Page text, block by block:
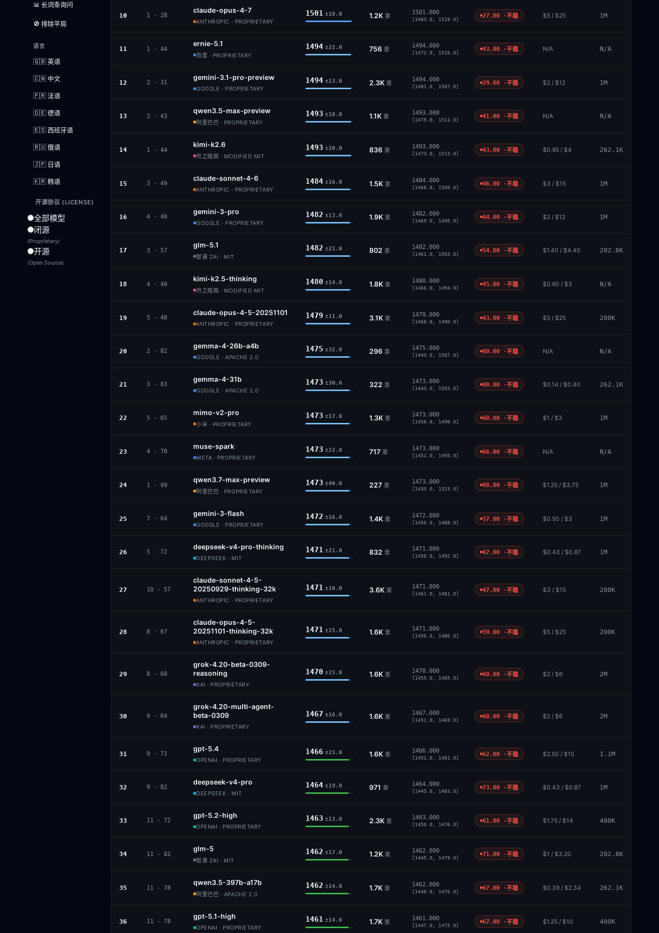
📊 长词条询问
🚫 排除平局
语言
🇬🇧 英语
🇨🇳 中文
🇫🇷 法语
🇩🇪 德语
🇪🇸 西班牙语
🇷🇺 俄语
🇯🇵 日语
🇰🇷 韩语
开源协议 (LICENSE)
全部模型
闭源
(Proprietary)
开源
(Open Source)
10 1 - 28
claude-opus-4-7
ANTHROPIC · PROPRIETARY
1501 ±18.0 1.2K 票
1501.000
[1483.0, 1519.0]
27.00 ·不稳 $5 / $25 1M
11 1 - 44
ernie-5.1
百度 · PROPRIETARY
1494 ±22.0 756 票
1494.000
[1472.0, 1516.0]
43.00 ·不稳 N/A N/A
12 2 - 31
gemini-3.1-pro-preview
GOOGLE · PROPRIETARY
1494 ±13.0 2.3K 票
1494.000
[1481.0, 1507.0]
29.00 ·不稳 $2 / $12 1M
13 2 - 43
qwen3.5-max-preview
阿里巴巴 · PROPRIETARY
1493 ±18.0 1.1K 票
1493.000
[1475.0, 1511.0]
41.00 ·不稳 N/A N/A
14 1 - 44
kimi-k2.6
月之暗面 · MODIFIED MIT
1493 ±20.0 836 票
1493.000
[1473.0, 1513.0]
43.00 ·不稳 $0.95 / $4 262.1K
15 3 - 49
claude-sonnet-4-6
ANTHROPIC · PROPRIETARY
1484 ±16.0 1.5K 票
1484.000
[1468.0, 1500.0]
46.00 ·不稳 $3 / $15 1M
16 4 - 48
gemini-3-pro
GOOGLE · PROPRIETARY
1482 ±13.0 1.9K 票
1482.000
[1469.0, 1495.0]
44.00 ·不稳 $2 / $12 1M
17 3 - 57
glm-5.1
智谱 ZAI · MIT
1482 ±21.0 802 票
1482.000
[1461.0, 1503.0]
54.00 ·不稳 $1.40 / $4.40 202.8K
18 4 - 49
kimi-k2.5-thinking
月之暗面 · MODIFIED MIT
1480 ±14.0 1.8K 票
1480.000
[1466.0, 1494.0]
45.00 ·不稳 $0.60 / $3 N/A
19 5 - 48
claude-opus-4-5-20251101
ANTHROPIC · PROPRIETARY
1479 ±11.0 3.1K 票
1479.000
[1468.0, 1490.0]
43.00 ·不稳 $5 / $25 200K
20 2 - 82
gemma-4-26b-a4b
GOOGLE · APACHE 2.0
1475 ±32.0 296 票
1475.000
[1443.0, 1507.0]
80.00 ·不稳 N/A N/A
21 3 - 83
gemma-4-31b
GOOGLE · APACHE 2.0
1473 ±30.0 322 票
1473.000
[1443.0, 1503.0]
80.00 ·不稳 $0.14 / $0.40 262.1K
22 5 - 65
mimo-v2-pro
小米 · PROPRIETARY
1473 ±17.0 1.3K 票
1473.000
[1456.0, 1490.0]
60.00 ·不稳 $1 / $3 1M
23 4 - 70
muse-spark
META · PROPRIETARY
1473 ±22.0 717 票
1473.000
[1451.0, 1495.0]
66.00 ·不稳 N/A N/A
24 1 - 99
qwen3.7-max-preview
阿里巴巴 · PROPRIETARY
1473 ±40.0 227 票
1473.000
[1433.0, 1513.0]
98.00 ·不稳 $1.25 / $3.75 1M
25 7 - 64
gemini-3-flash
GOOGLE · PROPRIETARY
1472 ±16.0 1.4K 票
1472.000
[1456.0, 1488.0]
57.00 ·不稳 $0.50 / $3 1M
26 5 - 72
deepseek-v4-pro-thinking
DEEPSEEK · MIT
1471 ±21.0 832 票
1471.000
[1450.0, 1492.0]
67.00 ·不稳 $0.43 / $0.87 1M
27 10 - 57
claude-sonnet-4-5-
20250929-thinking-32k
ANTHROPIC · PROPRIETARY
1471 ±10.0 3.6K 票
1471.000
[1461.0, 1481.0]
47.00 ·不稳 $3 / $15 200K
28 8 - 67
claude-opus-4-5-
20251101-thinking-32k
ANTHROPIC · PROPRIETARY
1471 ±15.0 1.6K 票
1471.000
[1456.0, 1486.0]
59.00 ·不稳 $5 / $25 200K
29 8 - 68
grok-4.20-beta-0309-
reasoning
XAI · PROPRIETARY
1470 ±15.0 1.6K 票
1470.000
[1455.0, 1485.0]
60.00 ·不稳 $2 / $6 2M
30 9 - 69
grok-4.20-multi-agent-
beta-0309
XAI · PROPRIETARY
1467 ±16.0 1.6K 票
1467.000
[1451.0, 1483.0]
60.00 ·不稳 $2 / $6 2M
31 9 - 71
gpt-5.4
OPENAI · PROPRIETARY
1466 ±15.0 1.6K 票
1466.000
[1451.0, 1481.0]
62.00 ·不稳 $2.50 / $15 1.1M
32 9 - 82
deepseek-v4-pro
DEEPSEEK · MIT
1464 ±19.0 971 票
1464.000
[1445.0, 1483.0]
73.00 ·不稳 $0.43 / $0.87 1M
33 11 - 72
gpt-5.2-high
OPENAI · PROPRIETARY
1463 ±13.0 2.3K 票
1463.000
[1450.0, 1476.0]
61.00 ·不稳 $1.75 / $14 400K
34 11 - 82
glm-5
智谱 ZAI · MIT
1462 ±17.0 1.2K 票
1462.000
[1445.0, 1479.0]
71.00 ·不稳 $1 / $3.20 202.8K
35 11 - 78
qwen3.5-397b-a17b
阿里巴巴 · APACHE 2.0
1462 ±14.0 1.7K 票
1462.000
[1448.0, 1476.0]
67.00 ·不稳 $0.39 / $2.34 262.1K
36 11 - 78
gpt-5.1-high
OPENAI · PROPRIETARY
1461 ±14.0 1.7K 票
1461.000
[1447.0, 1475.0]
67.00 ·不稳 $1.25 / $10 400K